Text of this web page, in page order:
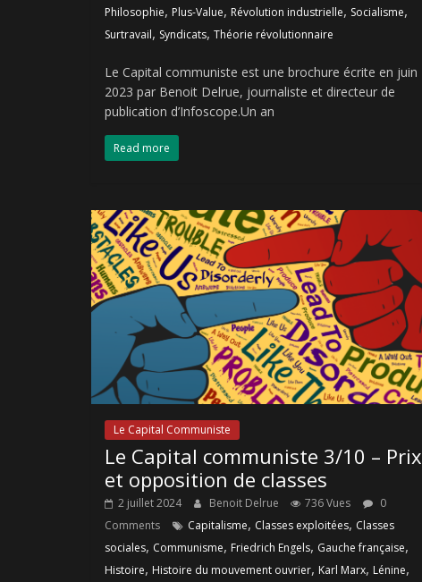
Philosophie, Plus-Value, Révolution industrielle, Socialisme,
Surtravail, Syndicats, Théorie révolutionnaire
Le Capital communiste est une brochure écrite en juin
2023 par Benoit Delrue, journaliste et directeur de
publication d’Infoscope.Un an
Read more
Le Capital Communiste
Le Capital communiste 3/10 – Prix
et opposition de classes
2 juillet 2024 Benoit Delrue 736 Vues
0
Comments
Capitalisme, Classes exploitées, Classes
sociales, Communisme, Friedrich Engels, Gauche française,
Histoire, Histoire du mouvement ouvrier, Karl Marx, Lénine,